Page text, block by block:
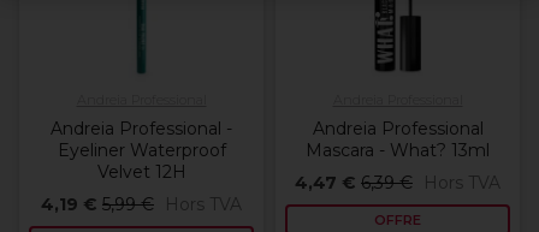
Andreia Professional -
Eyeliner Waterproof
Velvet 12H
4,19 € 5,99 € Hors TVA
Andreia Professional
Mascara - What? 13ml
4,47 € 6,39 € Hors TVA
OFFRE